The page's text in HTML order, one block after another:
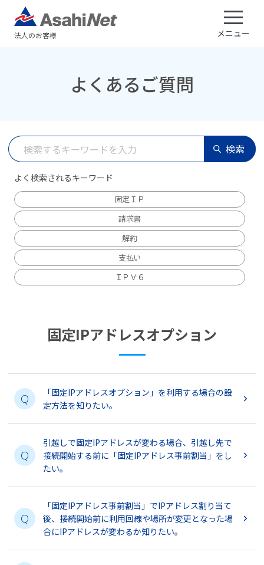
法人のお客様 メニュー
よくあるご質問
検索
よく検索されるキーワード
固定ＩＰ
請求書
解約
支払い
ＩＰＶ６
固定IPアドレスオプション
Q
「固定IPアドレスオプション」を利用する場合の設
定方法を知りたい。
Q
引越しで固定IPアドレスが変わる場合、引越し先で
接続開始する前に「固定IPアドレス事前割当」をし
たい。
Q
「固定IPアドレス事前割当」でIPアドレス割り当て
後、接続開始前に利用回線や場所が変更となった場
合にIPアドレスが変わるか知りたい。